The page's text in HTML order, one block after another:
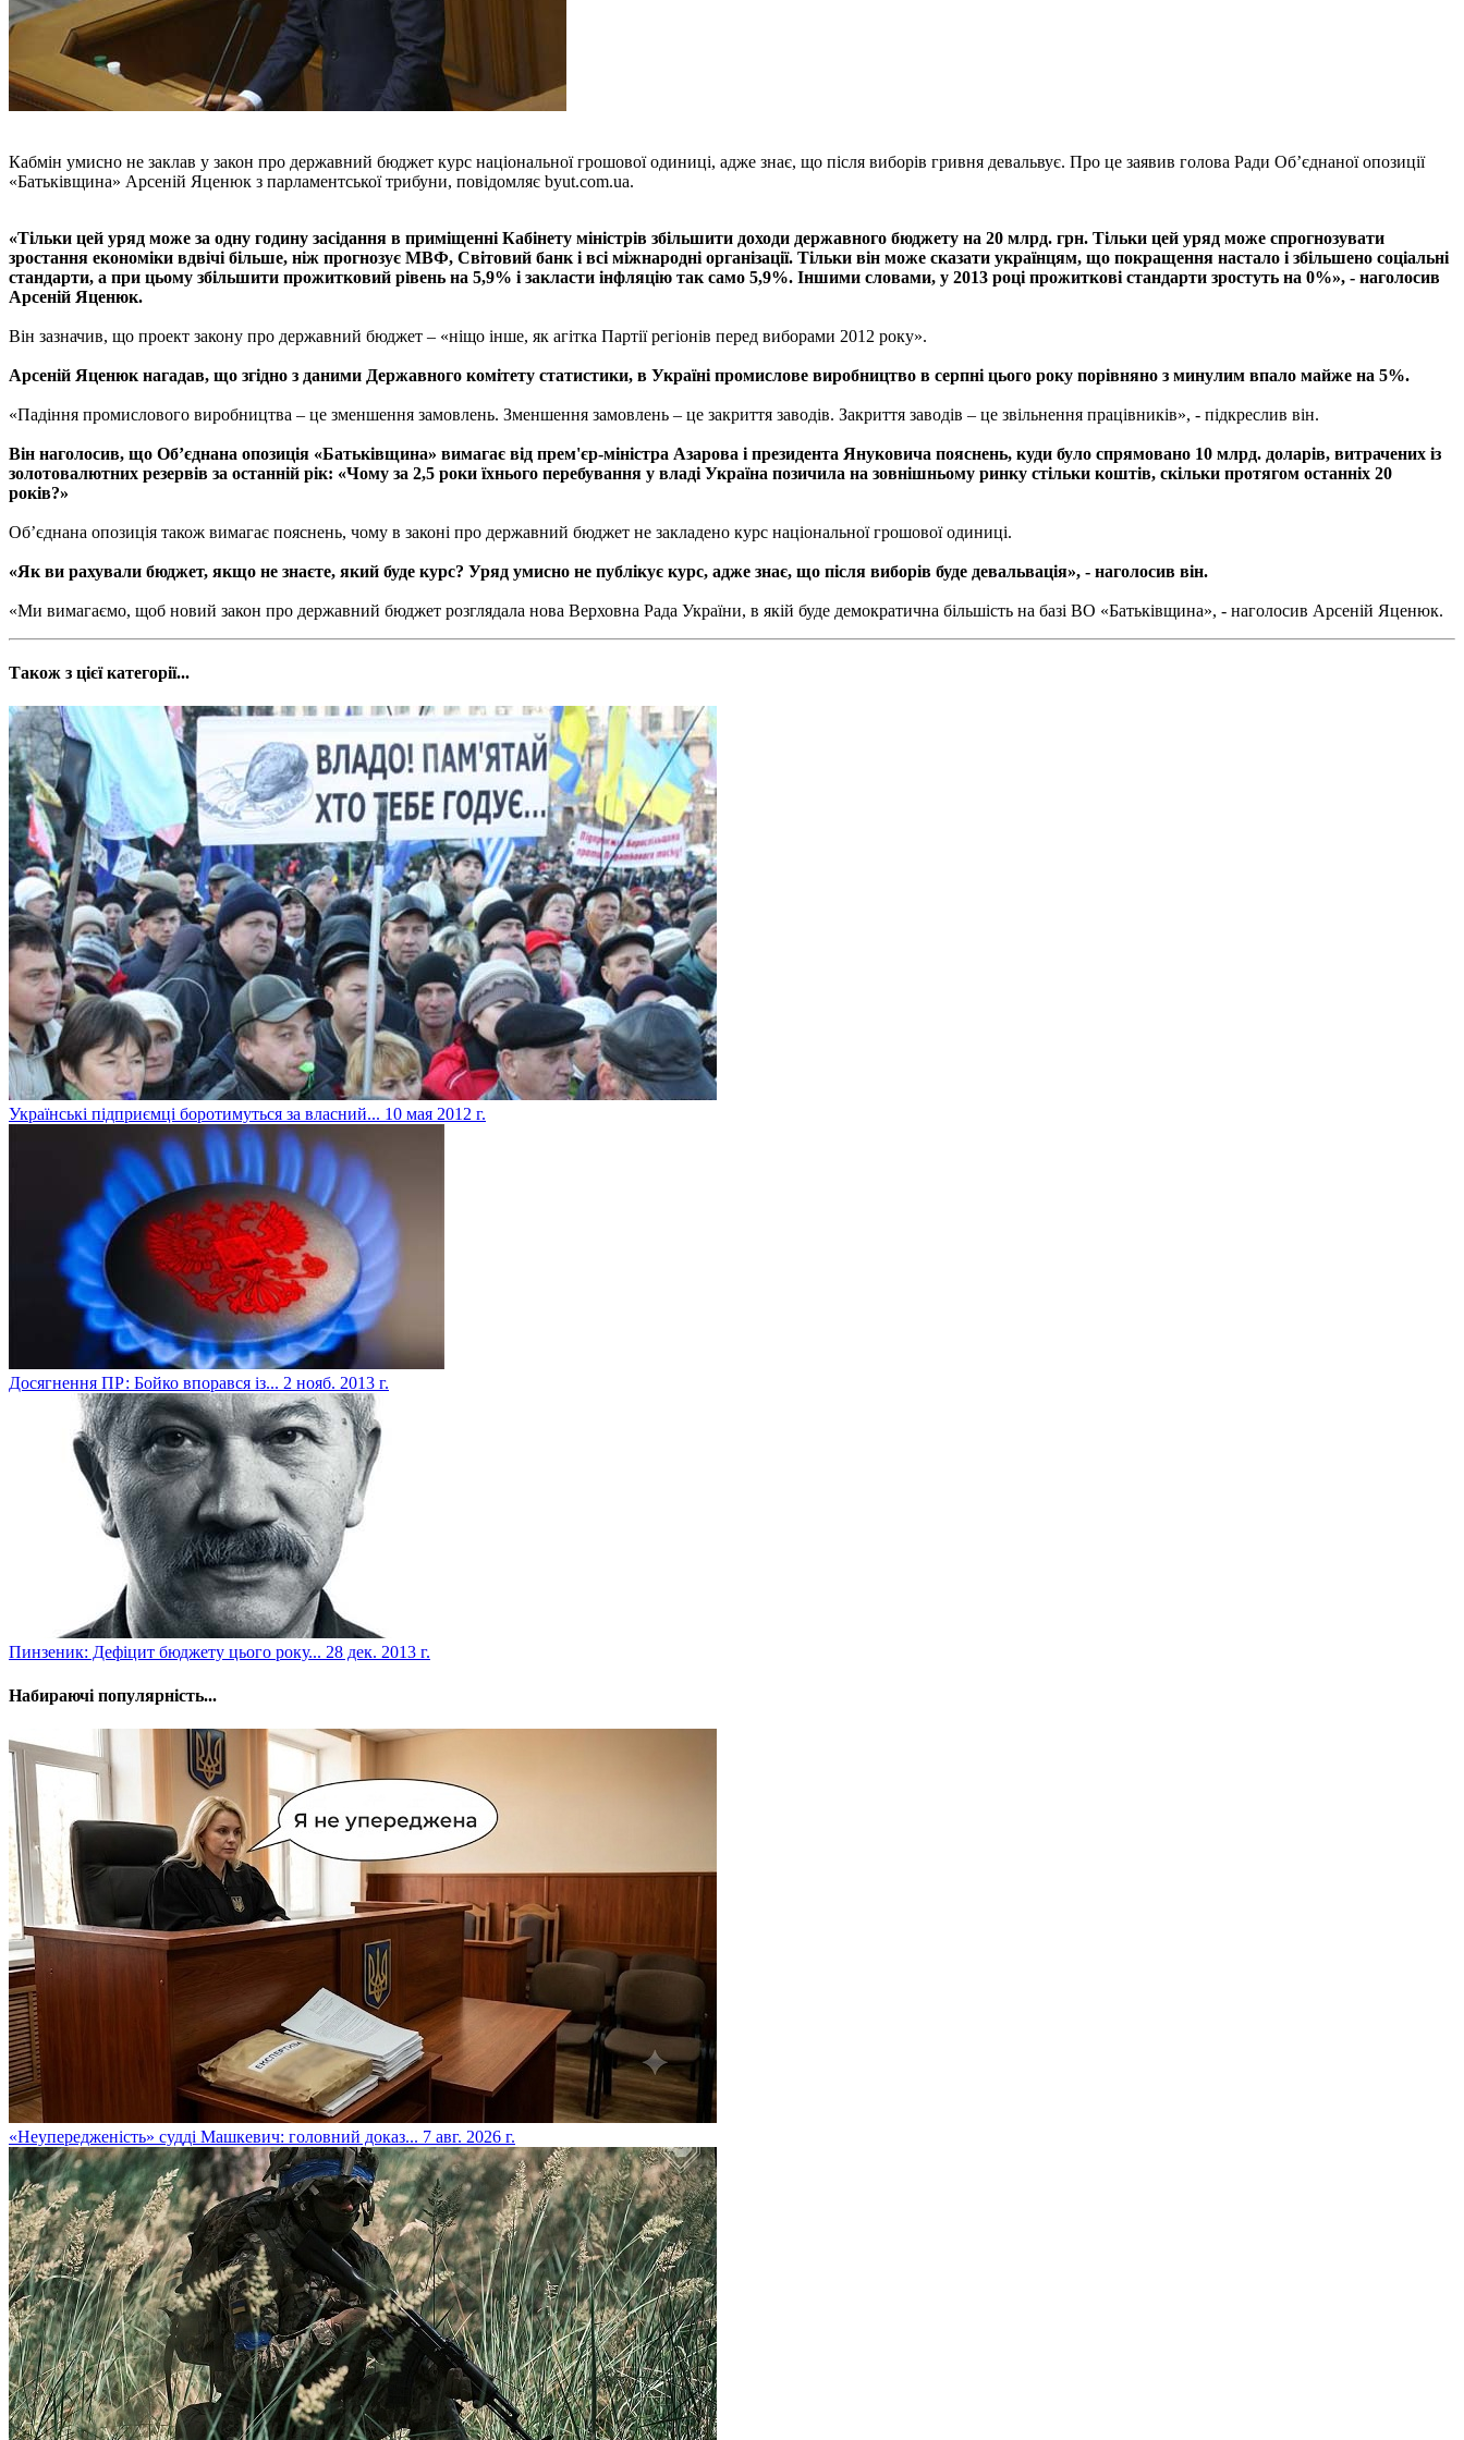
Кабмін умисно не заклав у закон про державний бюджет курс національної грошової одиниці, адже знає, що після виборів гривня девальвує. Про це заявив голова Ради Об’єднаної опозиції
«Батьківщина» Арсеній Яценюк з парламентської трибуни, повідомляє byut.com.ua.
«Тільки цей уряд може за одну годину засідання в приміщенні Кабінету міністрів збільшити доходи державного бюджету на 20 млрд. грн. Тільки цей уряд може спрогнозувати
зростання економіки вдвічі більше, ніж прогнозує МВФ, Світовий банк і всі міжнародні організації. Тільки він може сказати українцям, що покращення настало і збільшено соціальні
стандарти, а при цьому збільшити прожитковий рівень на 5,9% і закласти інфляцію так само 5,9%. Іншими словами, у 2013 році прожиткові стандарти зростуть на 0%», - наголосив
Арсеній Яценюк.
Він зазначив, що проект закону про державний бюджет – «ніщо інше, як агітка Партії регіонів перед виборами 2012 року».
Арсеній Яценюк нагадав, що згідно з даними Державного комітету статистики, в Україні промислове виробництво в серпні цього року порівняно з минулим впало майже на 5%.
«Падіння промислового виробництва – це зменшення замовлень. Зменшення замовлень – це закриття заводів. Закриття заводів – це звільнення працівників», - підкреслив він.
Він наголосив, що Об’єднана опозиція «Батьківщина» вимагає від прем'єр-міністра Азарова і президента Януковича пояснень, куди було спрямовано 10 млрд. доларів, витрачених із
золотовалютних резервів за останній рік: «Чому за 2,5 роки їхнього перебування у владі Україна позичила на зовнішньому ринку стільки коштів, скільки протягом останніх 20
років?»
Об’єднана опозиція також вимагає пояснень, чому в законі про державний бюджет не закладено курс національної грошової одиниці.
«Як ви рахували бюджет, якщо не знаєте, який буде курс? Уряд умисно не публікує курс, адже знає, що після виборів буде девальвація», - наголосив він.
«Ми вимагаємо, щоб новий закон про державний бюджет розглядала нова Верховна Рада України, в якій буде демократична більшість на базі ВО «Батьківщина», - наголосив Арсеній Яценюк.
Також з цієї категорії...
Українські підприємці боротимуться за власний... 10 мая 2012 г.
Досягнення ПР: Бойко впорався із... 2 нояб. 2013 г.
Пинзеник: Дефіцит бюджету цього року... 28 дек. 2013 г.
Набираючі популярність...
​«Неупередженість» судді Машкевич: головний доказ... 7 авг. 2026 г.